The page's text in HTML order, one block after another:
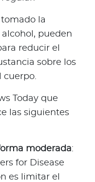
la
pueden
reducir el
sobre los
cuerpo.
Today que
las siguientes
moderada:
for Disease
es limitar el